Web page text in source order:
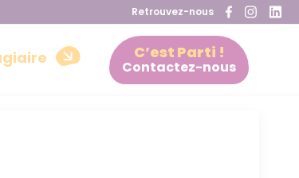
Retrouvez-nous
C’est Parti !
Contactez-nous